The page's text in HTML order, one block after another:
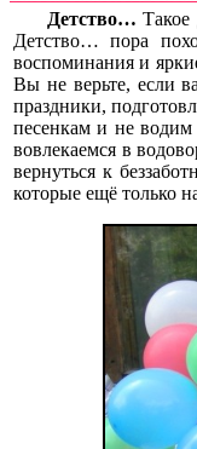
Детство… Такое
Детство… пора
воспоминания и
Вы не верьте, если
праздники,
песенкам и не водим
вовлекаемся в
вернуться к
которые ещё только